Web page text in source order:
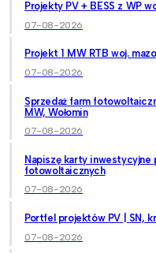
Projekty PV + BESS z WP
07-08-2026
Projekt 1 MW RTB woj.
07-08-2026
Sprzedaż farm
MW, Wołomin
07-08-2026
Napiszę karty inwestycyjne
fotowoltaicznych
07-08-2026
Portfel projektów PV | SN,
07-08-2026